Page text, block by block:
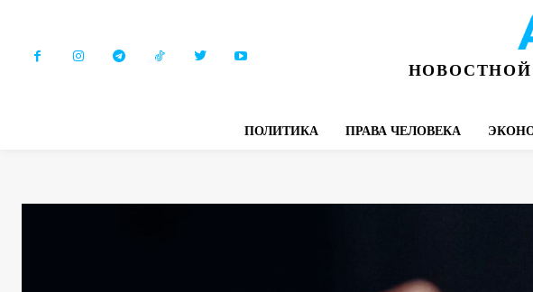
ПОЛИТИКА ПРАВА ЧЕЛОВЕКА